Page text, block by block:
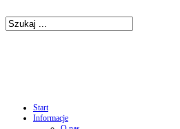
Start
Informacje